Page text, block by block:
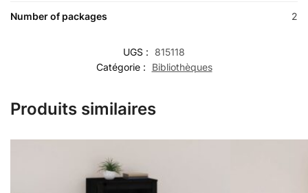
Number of packages 2
UGS :
815118
Catégorie :
Bibliothèques
Produits similaires